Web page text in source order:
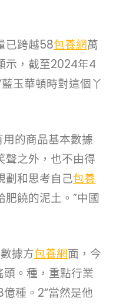
已跨越58包養網萬
示，截至2024年4
玉華頓時對這個丫
用的商品基本數據
聲之外，也不由得
劃和思考自己包養
饒的泥土。”中國
據方包養網面，今
頭。種，重點行業
種。2“當然是他